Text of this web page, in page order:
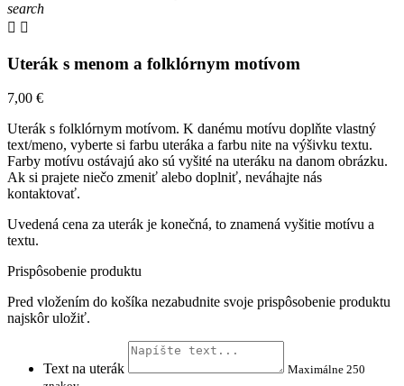
search
 
Uterák s menom a folklórnym motívom
7,00 €
Uterák s folklórnym motívom. K danému motívu doplňte vlastný
text/meno, vyberte si farbu uteráka a farbu nite na výšivku textu.
Farby motívu ostávajú ako sú vyšité na uteráku na danom obrázku.
Ak si prajete niečo zmeniť alebo doplniť, neváhajte nás
kontaktovať.
Uvedená cena za uterák je konečná, to znamená vyšitie motívu a
textu.
Prispôsobenie produktu
Pred vložením do košíka nezabudnite svoje prispôsobenie produktu
najskôr uložiť.
Text na uterák
Maximálne 250